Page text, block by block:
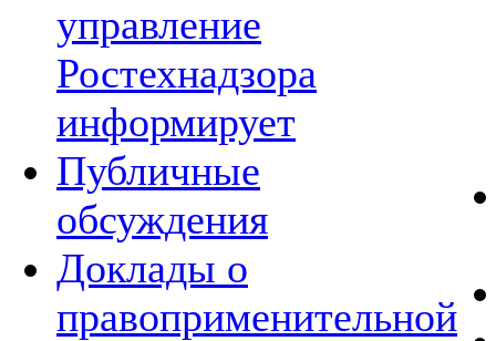
управление
Ростехнадзора
информирует
Публичные
обсуждения
Доклады о
правоприменительной